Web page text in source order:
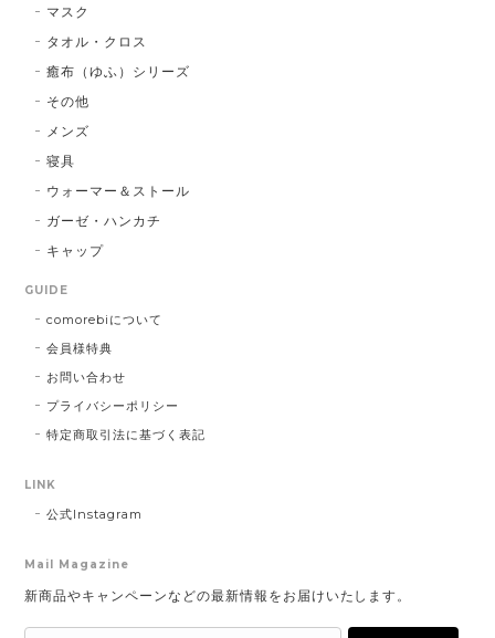
マスク
タオル・クロス
癒布（ゆふ）シリーズ
その他
メンズ
寝具
ウォーマー＆ストール
ガーゼ・ハンカチ
キャップ
GUIDE
comorebiについて
会員様特典
お問い合わせ
プライバシーポリシー
特定商取引法に基づく表記
LINK
公式Instagram
Mail Magazine
新商品やキャンペーンなどの最新情報をお届けいたします。